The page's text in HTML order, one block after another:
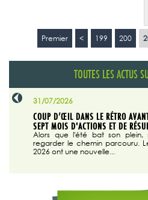
Premier < 199 200
TOUTES LES ACTUS
31/07/2026
COUP D’ŒIL DANS LE RÉTRO
SEPT MOIS D'ACTIONS ET DE
Alors que l'été bat son plein,
regarder le chemin parcouru.
2026 ont une nouvelle...